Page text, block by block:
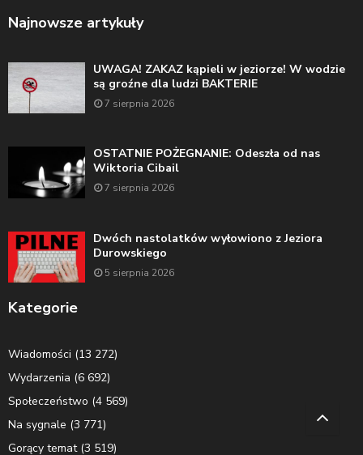
Najnowsze artykuły
UWAGA! ZAKAZ kąpieli w jeziorze! W wodzie
są groźne dla ludzi BAKTERIE
7 sierpnia 2026
OSTATNIE POŻEGNANIE: Odeszła od nas
Wiktoria Cibail
7 sierpnia 2026
Dwóch nastolatków wyłowiono z Jeziora
Durowskiego
5 sierpnia 2026
Kategorie
Wiadomości (13 272)
Wydarzenia (6 692)
Społeczeństwo (4 569)
Na sygnale (3 771)
Gorący temat(3 519)